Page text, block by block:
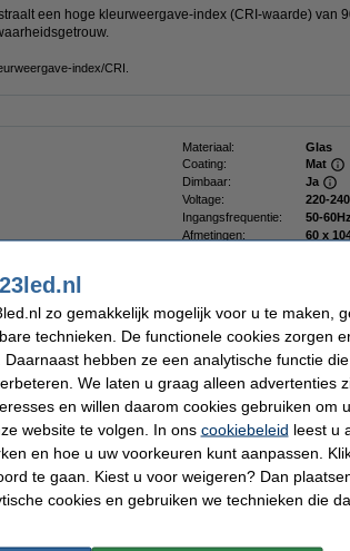
een hoge kleurweergave-index (CRI-waarde) van
index/CRI.
Materiaal:
Glas
Coating:
Mat
Dimbaar:
Ja
Voltage:
220-240
Ingangsfrequentie:
50-60Hz
Afmetingen:
60
Energielabel:
D
Extra info:
Oud voor nieuw: uw
| 6 stuks
zo gemakkelijk mogelijk voor u te maken,
technieken. De functionele cookies zorgen
hebben ze een analytische functie
We laten u graag alleen advertenties
en willen daarom cookies gebruiken om
website te volgen. In ons cookiebeleid leest u
en hoe u uw voorkeuren kunt aanpassen.
te gaan. Kiest u voor weigeren? Dan
cookies en gebruiken we technieken die